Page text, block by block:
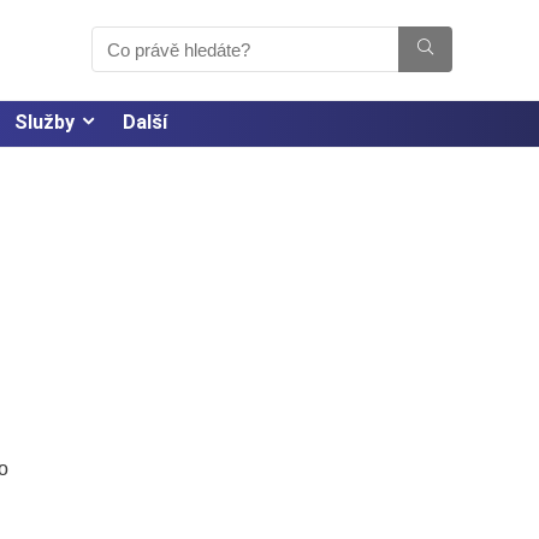
Služby Další